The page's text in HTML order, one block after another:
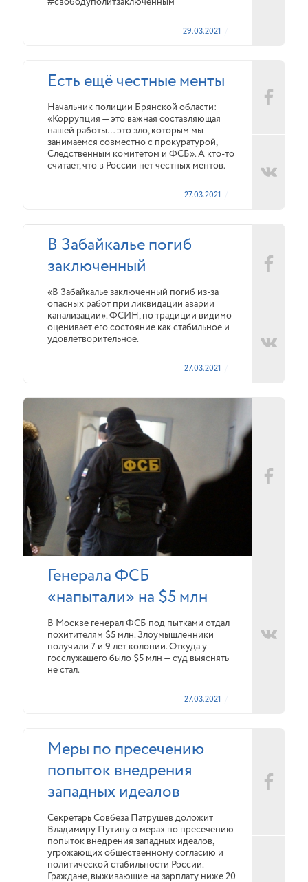
29.03.2021
Есть ещё честные менты
Начальник полиции Брянской области:
«Коррупция — это важная составляющая
нашей работы… это зло, которым мы
занимаемся совместно с прокуратурой,
Следственным комитетом и ФСБ». А кто-то
считает, что в России нет честных ментов.
27.03.2021
В Забайкалье погиб
заключенный
«В Забайкалье заключенный погиб из-за
опасных работ при ликвидации аварии
канализации». ФСИН, по традиции видимо
оценивает его состояние как стабильное и
удовлетворительное.
27.03.2021
Генерала ФСБ
«напытали» на $5 млн
В Москве генерал ФСБ под пытками отдал
похитителям $5 млн. Злоумышленники
получили 7 и 9 лет колонии. Откуда у
госслужащего было $5 млн — суд выяснять
не стал.
27.03.2021
Меры по пресечению
попыток внедрения
западных идеалов
Секретарь Совбеза Патрушев доложит
Владимиру Путину о мерах по пресечению
попыток внедрения западных идеалов,
угрожающих общественному согласию и
политической стабильности России.
Граждане, выживающие на зарплату ниже 20